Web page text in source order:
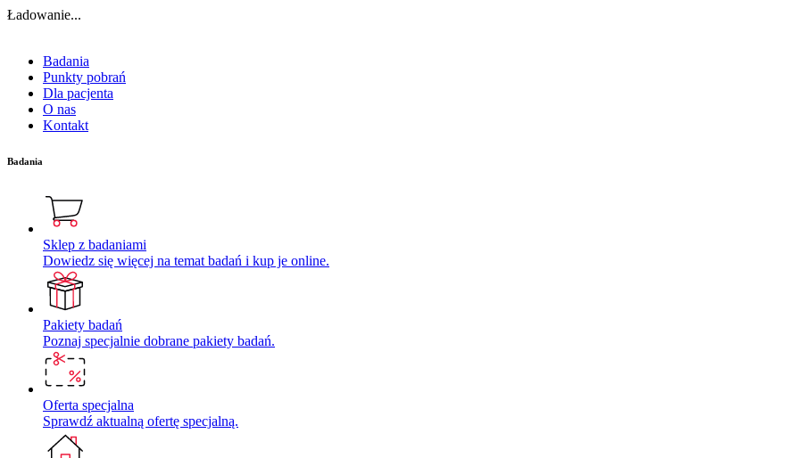
Ładowanie...
Badania
Punkty pobrań
Dla pacjenta
O nas
Kontakt
Badania
Sklep z badaniami
Dowiedz się więcej na temat badań i kup je online.
Pakiety badań
Poznaj specjalnie dobrane pakiety badań.
Oferta specjalna
Sprawdź aktualną ofertę specjalną.